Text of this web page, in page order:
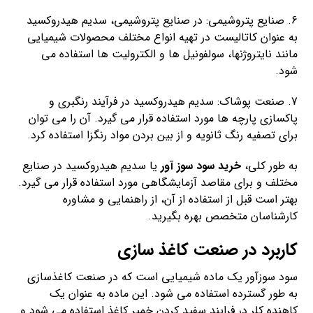
6. صنایع پتروشیمی: در صنایع پتروشیمی، سدیم هیدروکسید
به عنوان کاتالیست در تهیه انواع مختلف محصولات شیمیایی
مانند نایتروژنها، سولفونیل ها و الکترولیت ها استفاده می
شود.
7. صنعت پوشاک: سدیم هیدروکسید در فرآیند رنگبری و
پاکسازی پارچه ها مورد استفاده قرار می گیرد. آن را می توان
برای تصفیه رنگ ثانویه و از بین بردن مواد رنگزا استفاده کرد.
به طور کلی،خرید سود سوز آور یا سدیم هیدروکسید در صنایع
مختلف و برای مقاصد آزمایشگاهی مورد استفاده قرار می گیرد.
بهتر است قبل از استفاده از آن، از راهنمایی و مشاوره
کارشناسان متخصص بهره بگیرید.
کاربرد در صنعت کاغذ سازی
سود سوزآور یک ماده شیمیایی است که در صنعت کاغذسازی
به طور گسترده استفاده می شود. این ماده به عنوان یک